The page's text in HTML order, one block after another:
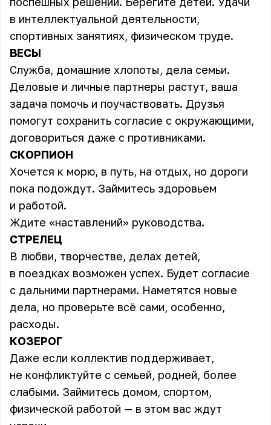
в интеллектуальной деятельности,
спортивных занятиях, физическом труде.
ВЕСЫ
Служба, домашние хлопоты, дела семьи.
Деловые и личные партнеры растут, ваша
задача помочь и поучаствовать. Друзья
помогут сохранить согласие с окружающими,
договориться даже с противниками.
СКОРПИОН
Хочется к морю, в путь, на отдых, но дороги
пока подождут. Займитесь здоровьем
и работой.
Ждите «наставлений» руководства.
СТРЕЛЕЦ
В любви, творчестве, делах детей,
в поездках возможен успех. Будет согласие
с дальними партнерами. Наметятся новые
дела, но проверьте всё сами, особенно,
расходы.
КОЗЕРОГ
Даже если коллектив поддерживает,
не конфликтуйте с семьей, родней, более
слабыми. Займитесь домом, спортом,
физической работой — в этом вас ждут